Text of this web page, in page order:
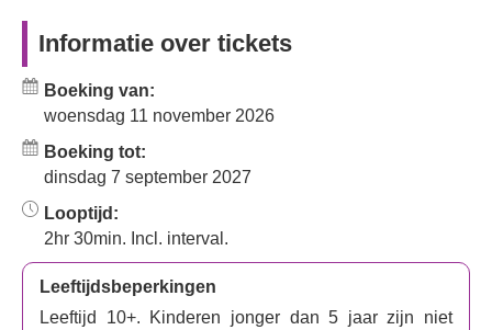
adembenemende beelden en een tijdloos verhaal over
liefde en ambitie.
De Grote Gatsby- Het verhaal
Scott Fitzgeralds tijdloze verhaal over rijkdom, klasse en
de Amerikaanse droom speelt zich af in de roerige jaren
twintig. Het vertelt het verhaal van de excentrieke
miljonair Jay Gatsby, die extravagante feesten
organiseert om de vrouw van zijn dromen, de getrouwde
societydame Daisy Buchanan, voor zich te winnen. Is het
liefde, of is het eigenlijk een obsessie?
Informatie over tickets
Boeking van:
woensdag 11 november 2026
Boeking tot:
dinsdag 7 september 2027
Looptijd:
2hr 30min. Incl. interval.
Leeftijdsbeperkingen
Leeftijd 10+. Kinderen jonger dan 5 jaar zijn niet